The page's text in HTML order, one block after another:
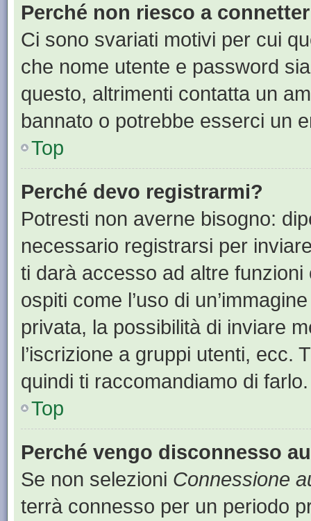
Perché non riesco a
Ci sono svariati motivi per cui
che nome utente e password
questo, altrimenti contatta un
bannato o potrebbe esserci un
Top
Perché devo registrarmi?
Potresti non averne bisogno:
necessario registrarsi per
ti darà accesso ad altre
ospiti come l’uso di
privata, la possibilità di inviare
l’iscrizione a gruppi utenti, ecc.
quindi ti raccomandiamo di farlo.
Top
Perché vengo disconnesso
Se non selezioni Connessione
terrà connesso per un periodo